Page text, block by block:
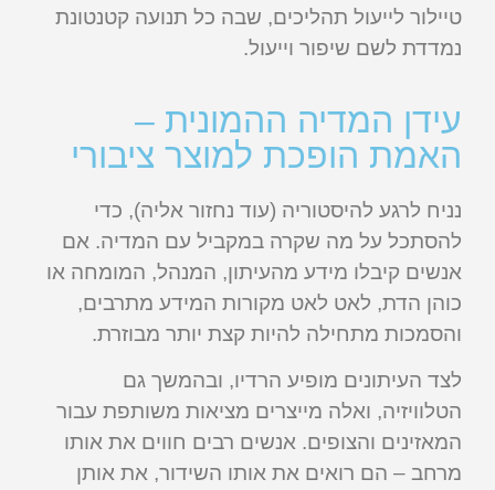
טיילור לייעול תהליכים, שבה כל תנועה קטנטונת
נמדדת לשם שיפור וייעול.
עידן המדיה ההמונית –
האמת הופכת למוצר ציבורי
נניח לרגע להיסטוריה (עוד נחזור אליה), כדי
להסתכל על מה שקרה במקביל עם המדיה. אם
אנשים קיבלו מידע מהעיתון, המנהל, המומחה או
כוהן הדת, לאט לאט מקורות המידע מתרבים,
והסמכות מתחילה להיות קצת יותר מבוזרת.
לצד העיתונים מופיע הרדיו, ובהמשך גם
הטלוויזיה, ואלה מייצרים מציאות משותפת עבור
המאזינים והצופים. אנשים רבים חווים את אותו
מרחב – הם רואים את אותו השידור, את אותן